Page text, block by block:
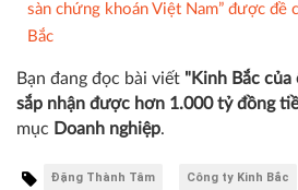
Bắc
Bạn đang đọc bài viết "Kinh Bắc của
sắp nhận được hơn 1.000 tỷ đồng
mục Doanh nghiệp